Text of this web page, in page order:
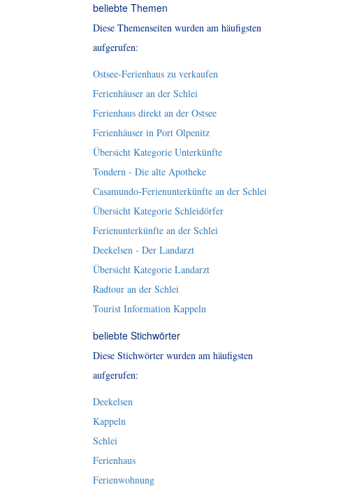
beliebte Themen
Diese Themenseiten wurden am häufigsten
aufgerufen:
Ostsee-Ferienhaus zu verkaufen
Ferienhäuser an der Schlei
Ferienhaus direkt an der Ostsee
Ferienhäuser in Port Olpenitz
Übersicht Kategorie Unterkünfte
Tondern - Die alte Apotheke
Casamundo-Ferienunterkünfte an der Schlei
Übersicht Kategorie Schleidörfer
Ferienunterkünfte an der Schlei
Deekelsen - Der Landarzt
Übersicht Kategorie Landarzt
Radtour an der Schlei
Tourist Information Kappeln
beliebte Stichwörter
Diese Stichwörter wurden am häufigsten
aufgerufen:
Deekelsen
Kappeln
Schlei
Ferienhaus
Ferienwohnung